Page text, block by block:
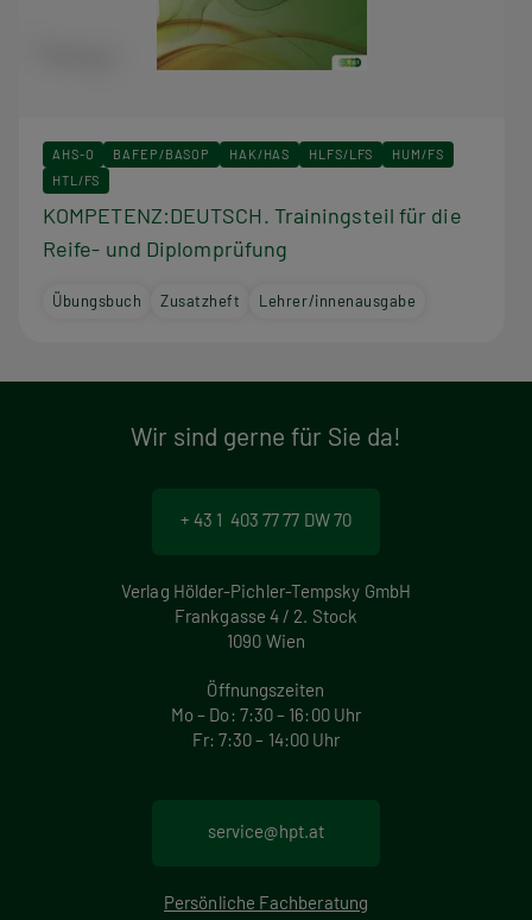
AHS-O BAFEP/BASOP HAK/HAS HLFS/LFS
HUM/FS
HTL/FS
KOMPETENZ:DEUTSCH. Trainingsteil für die
Reife- und Diplomprüfung
Übungsbuch Zusatzheft Lehrer/innenausgabe
Wir sind gerne für Sie da!
+ 43 1 403 77 77 DW 70
Verlag Hölder-Pichler-Tempsky GmbH
Frankgasse 4 / 2. Stock
1090 Wien
Öffnungszeiten
Mo – Do: 7:30 – 16:00 Uhr
Fr: 7:30 – 14:00 Uhr
service@hpt.at
Persönliche Fachberatung